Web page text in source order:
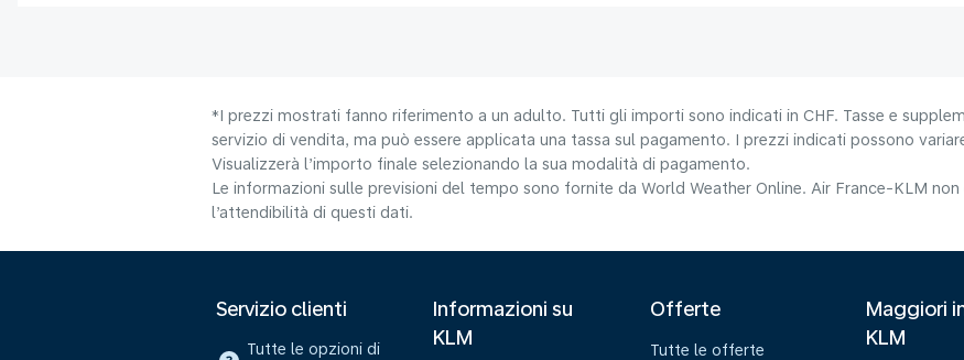
*I prezzi mostrati fanno riferimento a un adulto. Tutti gli importi sono indicati in CHF. Tasse e
servizio di vendita, ma può essere applicata una tassa sul pagamento. I prezzi indicati possono
Visualizzerà l’importo finale selezionando la sua modalità di pagamento.
Le informazioni sulle previsioni del tempo sono fornite da World Weather Online. Air France-KLM
l’attendibilità di questi dati.
Servizio clienti
Tutte le opzioni di
Informazioni su
KLM
Offerte
Tutte le offerte
Maggiori
KLM